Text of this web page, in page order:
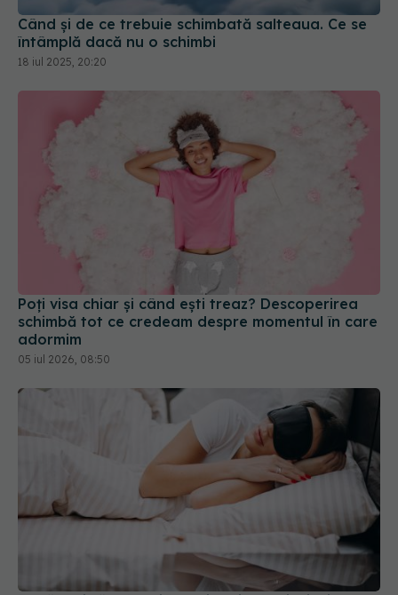
Când și de ce trebuie schimbată salteaua. Ce se
întâmplă dacă nu o schimbi
18 iul 2025, 20:20
Poți visa chiar și când ești treaz? Descoperirea
schimbă tot ce credeam despre momentul în care
adormim
05 iul 2026, 08:50